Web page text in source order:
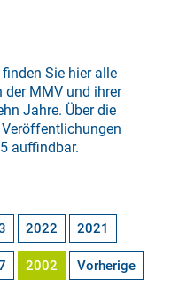
Sie hier alle
MMV und ihrer
Jahre. Über die
auffindbar.
2022 2021
2002 Vorherige